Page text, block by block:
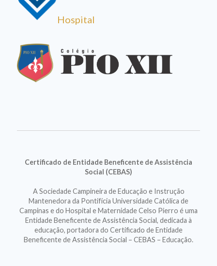
Hospital
Certificado de Entidade Beneficente de Assistência
Social (CEBAS)
A Sociedade Campineira de Educação e Instrução
Mantenedora da Pontifícia Universidade Católica de
Campinas e do Hospital e Maternidade Celso Pierro é uma
Entidade Beneficente de Assistência Social, dedicada à
educação, portadora do Certificado de Entidade
Beneficente de Assistência Social – CEBAS – Educação.